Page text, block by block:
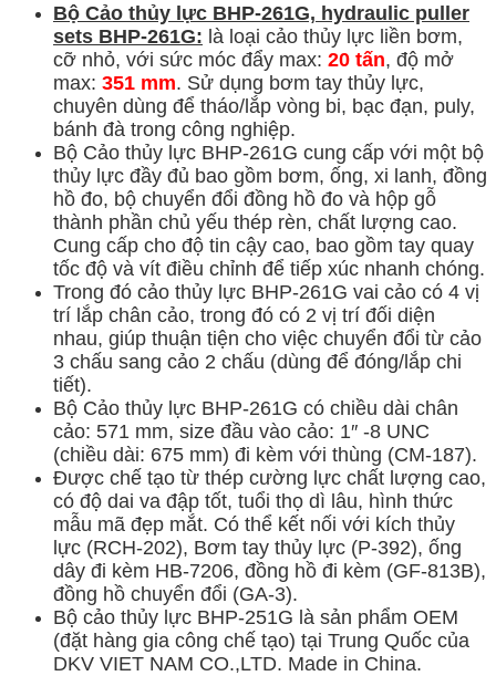
Bộ Cảo thủy lực BHP-261G, hydraulic puller
sets BHP-261G: là loại cảo thủy lực liền bơm,
cỡ nhỏ, với sức móc đẩy max: 20 tấn, độ mở
max: 351 mm. Sử dụng bơm tay thủy lực,
chuyên dùng để tháo/lắp vòng bi, bạc đạn, puly,
bánh đà trong công nghiệp.
Bộ Cảo thủy lực BHP-261G cung cấp với một bộ
thủy lực đầy đủ bao gồm bơm, ống, xi lanh, đồng
hồ đo, bộ chuyển đổi đồng hồ đo và hộp gỗ
thành phần chủ yếu thép rèn, chất lượng cao.
Cung cấp cho độ tin cậy cao, bao gồm tay quay
tốc độ và vít điều chỉnh để tiếp xúc nhanh chóng.
Trong đó cảo thủy lực BHP-261G vai cảo có 4 vị
trí lắp chân cảo, trong đó có 2 vị trí đối diện
nhau, giúp thuận tiện cho việc chuyển đổi từ cảo
3 chấu sang cảo 2 chấu (dùng để đóng/lắp chi
tiết).
Bộ Cảo thủy lực BHP-261G có chiều dài chân
cảo: 571 mm, size đầu vào cảo: 1″ -8 UNC
(chiều dài: 675 mm) đi kèm với thùng (CM-187).
Được chế tạo từ thép cường lực chất lượng cao,
có độ dai va đập tốt, tuổi thọ dì lâu, hình thức
mẫu mã đẹp mắt. Có thể kết nối với kích thủy
lực (RCH-202), Bơm tay thủy lực (P-392), ống
dây đi kèm HB-7206, đồng hồ đi kèm (GF-813B),
đồng hồ chuyển đổi (GA-3).
Bộ cảo thủy lực BHP-251G là sản phẩm OEM
(đặt hàng gia công chế tạo) tại Trung Quốc của
DKV VIET NAM CO.,LTD. Made in China.